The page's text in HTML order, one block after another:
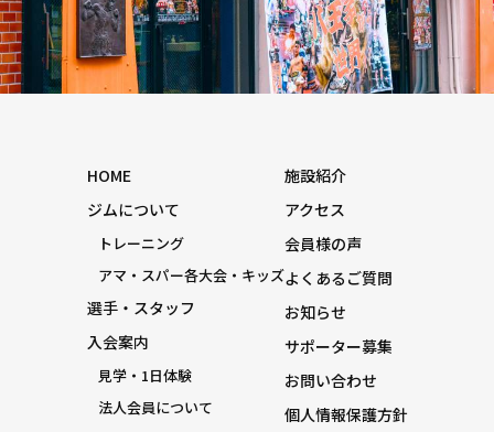
HOME
ジムについて
トレーニング
アマ・スパー各大会・キッズ
選手・スタッフ
入会案内
見学・1日体験
法人会員について
施設紹介
アクセス
会員様の声
よくあるご質問
お知らせ
サポーター募集
お問い合わせ
個人情報保護方針